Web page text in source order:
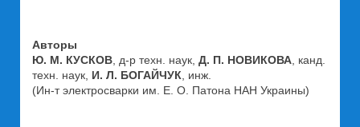
Авторы
Ю. М. КУСКОВ , д-р техн. наук, Д. П. НОВИКОВА , канд.
техн. наук, И. Л. БОГАЙЧУК , инж.
(Ин-т электросварки им. Е. О. Патона НАН Украины)